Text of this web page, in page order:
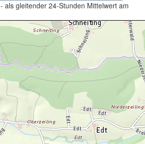
- als gleitender 24-Stunden Mittelwert am